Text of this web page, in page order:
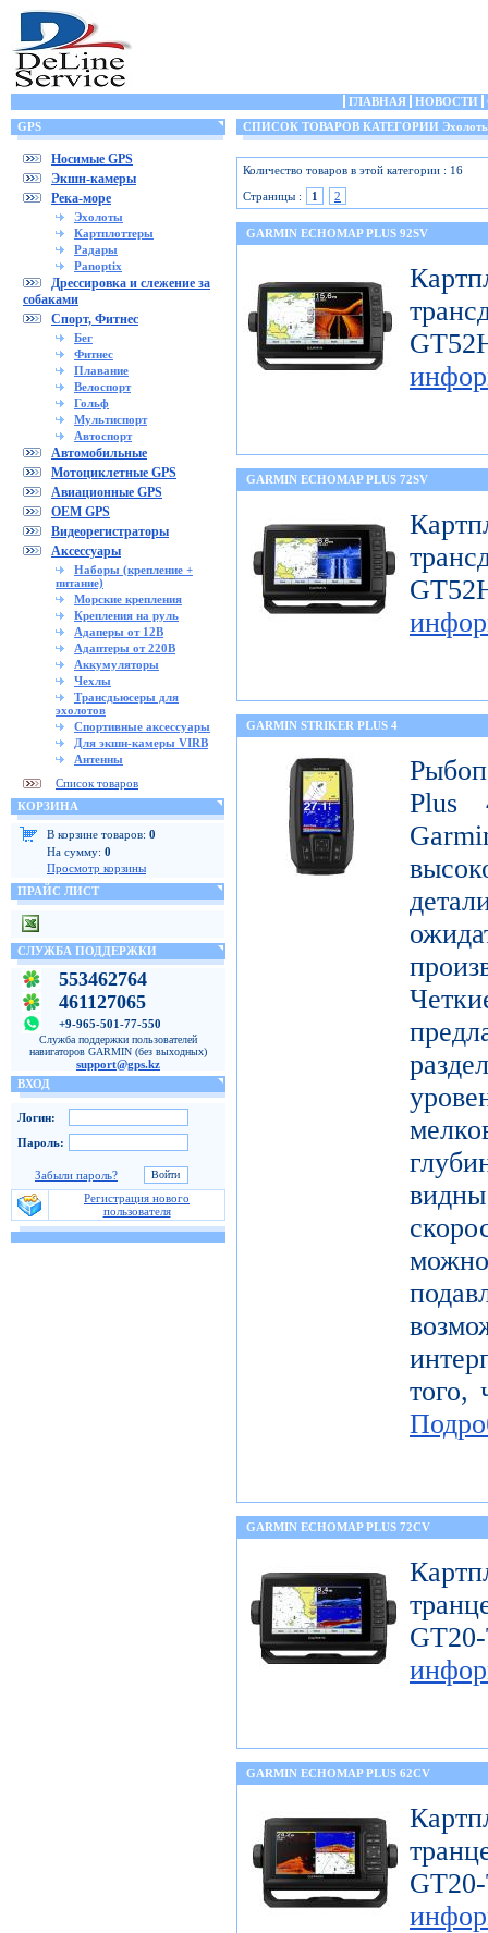
ГЛАВНАЯ НОВОСТИ
GPS
Носимые GPS
Экшн-камеры
Река-море
Эхолоты
Картплоттеры
Радары
Panoptix
Дрессировка и слежение за
собаками
Спорт, Фитнес
Бег
Фитнес
Плавание
Велоспорт
Гольф
Мультиспорт
Автоспорт
Автомобильные
Мотоциклетные GPS
Авиационные GPS
OEM GPS
Видеорегистраторы
Аксессуары
Наборы (крепление +
питание)
Морские крепления
Крепления на руль
Адаперы от 12В
Адаптеры от 220В
Аккумуляторы
Чехлы
Трансдьюсеры для
эхолотов
Спортивные аксессуары
Для экшн-камеры VIRB
Антенны
Список товаров
КОРЗИНА
В корзине товаров: 0
На сумму: 0
Просмотр корзины
ПРАЙС ЛИСТ
СЛУЖБА ПОДДЕРЖКИ
553462764
461127065
+9-965-501-77-550
Служба поддержки пользователей
навигаторов GARMIN (без выходных)
support@gps.kz
ВХОД
Логин:
Пароль:
Забыли пароль?
Регистрация нового
пользователя
СПИСОК ТОВАРОВ КАТЕГОРИИ
Количество товаров в этой категории : 16
Страницы :
1 2
GARMIN ECHOMAP PLUS 92SV
GARMIN ECHOMAP PLUS 72SV
GARMIN STRIKER PLUS 4
Plus
того,
GARMIN ECHOMAP PLUS 72CV
GARMIN ECHOMAP PLUS 62CV